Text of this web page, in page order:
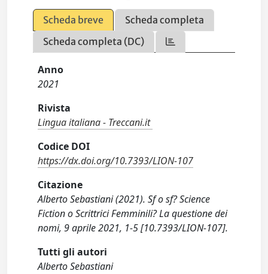
Scheda breve
Scheda completa
Scheda completa (DC)
Anno
2021
Rivista
Lingua italiana - Treccani.it
Codice DOI
https://dx.doi.org/10.7393/LION-107
Citazione
Alberto Sebastiani (2021). Sf o sf? Science
Fiction o Scrittrici Femminili? La questione dei
nomi, 9 aprile 2021, 1-5 [10.7393/LION-107].
Tutti gli autori
Alberto Sebastiani